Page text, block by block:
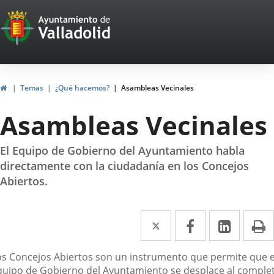
Portal
Web
del
Ayuntamiento
de
Valladolid
InicioTemas ¿Qué hacemos? Asambleas Vecinales
Asambleas Vecinales
El Equipo de Gobierno del Ayuntamiento habla
directamente con la ciudadanía en los Concejos
Abiertos.
Twitter
Enlace
a
una
Facebook
Enlace
a
una
Enlace
a
una
Concejos Abiertos son un instrumento que permite que
de Gobierno del Ayuntamiento se desplace al